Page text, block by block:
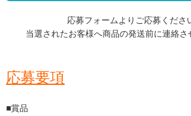
応募フォームよりご応募くださ
当選されたお客様へ商品の発送前に連絡さ
応募要項
■賞品